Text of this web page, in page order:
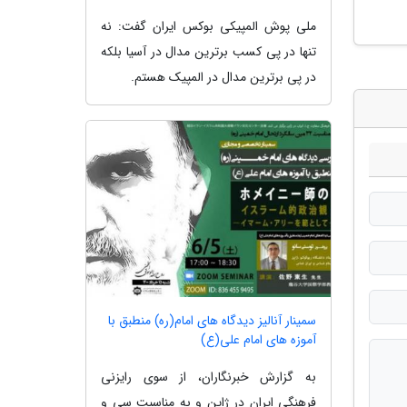
ملی پوش المپیکی بوکس ایران گفت: نه
تنها در پی کسب برترین مدال در آسیا بلکه
در پی برترین مدال در المپیک هستم.
سمینار آنالیز دیدگاه های امام(ره) منطبق با
آموزه های امام علی(ع)
به گزارش خبرنگاران، از سوی رایزنی
فرهنگی ایران در ژاپن و به مناسبت سی و